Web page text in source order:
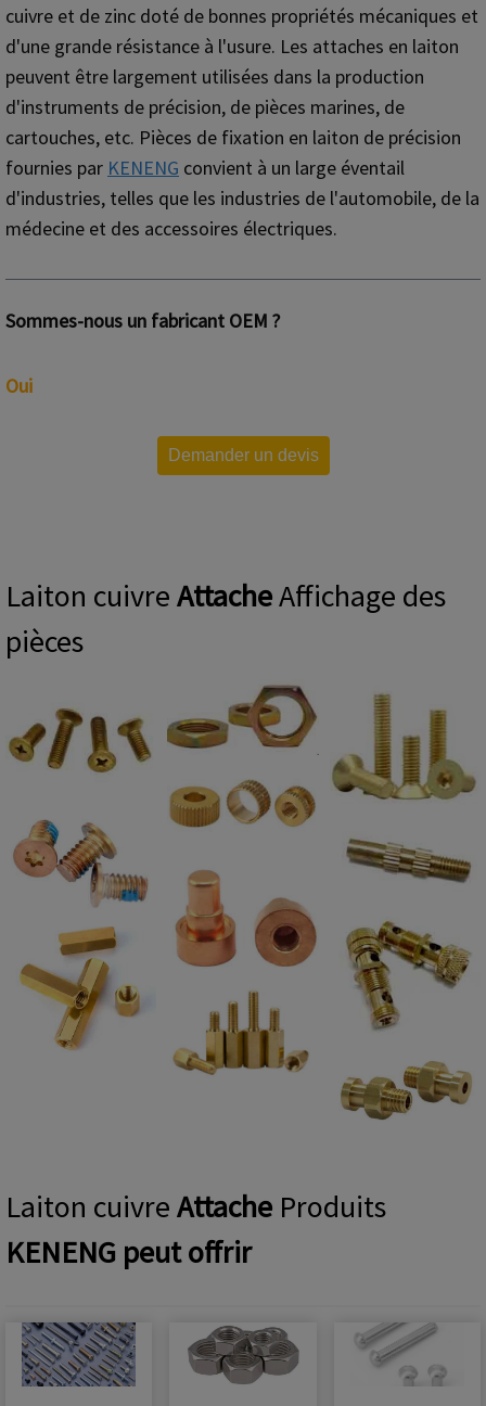
cuivre et de zinc doté de bonnes propriétés mécaniques et
d'une grande résistance à l'usure. Les attaches en laiton
peuvent être largement utilisées dans la production
d'instruments de précision, de pièces marines, de
cartouches, etc. Pièces de fixation en laiton de précision
fournies par KENENG convient à un large éventail
d'industries, telles que les industries de l'automobile, de la
médecine et des accessoires électriques.
Sommes-nous un fabricant OEM ?
Oui
Demander un devis
Laiton cuivreAttacheAffichage des
pièces
Laiton cuivreAttache Produits
KENENG peut offrir